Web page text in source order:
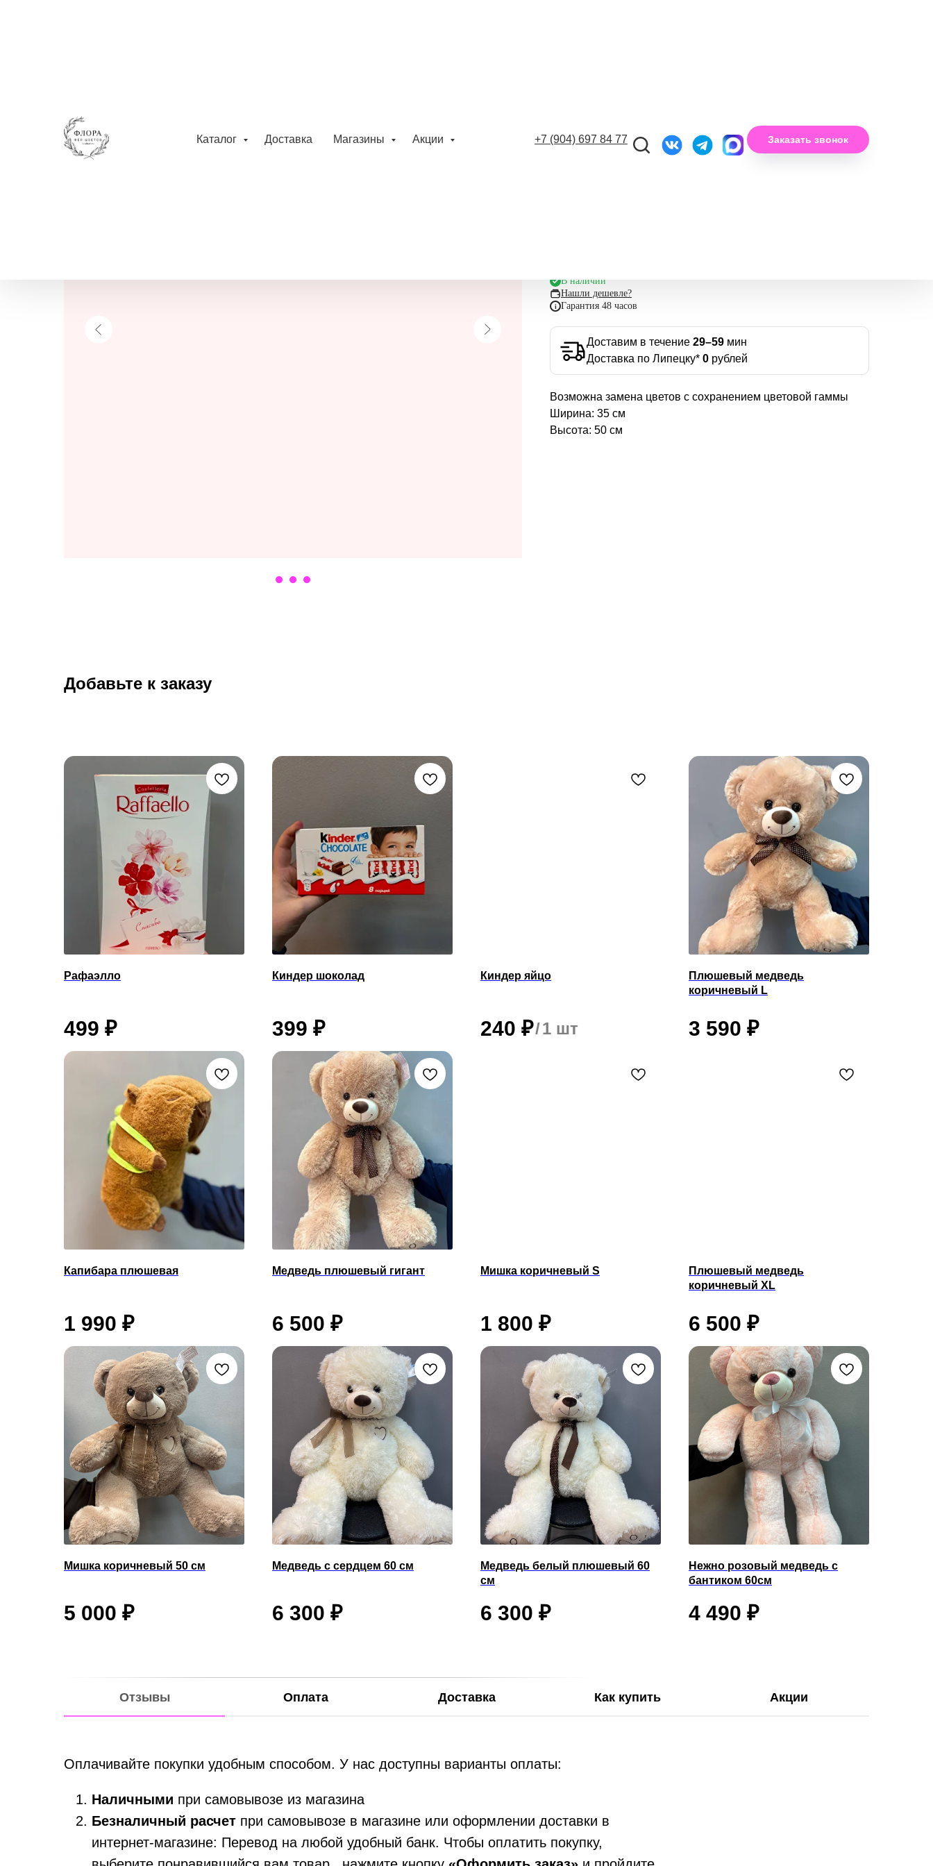
Каталог Доставка Магазины Акции +7 (904) 697 84 77 Заказать звонок
В наличии
Нашли дешевле?
i Гарантия 48 часов
Доставим в течение 29–59 мин
Доставка по Липецку* 0 рублей
Возможна замена цветов с сохранением цветовой гаммы
Ширина: 35 см
Высота: 50 см
Добавьте к заказу
Рафаэлло
499 ₽
Киндер шоколад
399 ₽
Киндер яйцо
240 ₽/1 шт
Плюшевый медведь
коричневый L
3 590 ₽
Капибара плюшевая
1 990 ₽
Медведь плюшевый гигант
6 500 ₽
Мишка коричневый S
1 800 ₽
Плюшевый медведь
коричневый XL
6 500 ₽
Мишка коричневый 50 см
5 000 ₽
Медведь с сердцем 60 см
6 300 ₽
Медведь белый плюшевый 60
см
6 300 ₽
Нежно розовый медведь с
бантиком 60см
4 490 ₽
Отзывы Оплата Доставка Как купить Акции
Оплачивайте покупки удобным способом. У нас доступны варианты оплаты:
Наличными при самовывозе из магазина
Безналичный расчет при самовывозе в магазине или оформлении доставки в
интернет-магазине: Перевод на любой удобный банк. Чтобы оплатить покупку,